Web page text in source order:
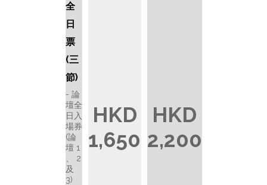
全
日
票
(三
節)
論
壇全
日入
場券
(論
壇 1
、 2
及
3)
HKD
1,650
HKD
2,200